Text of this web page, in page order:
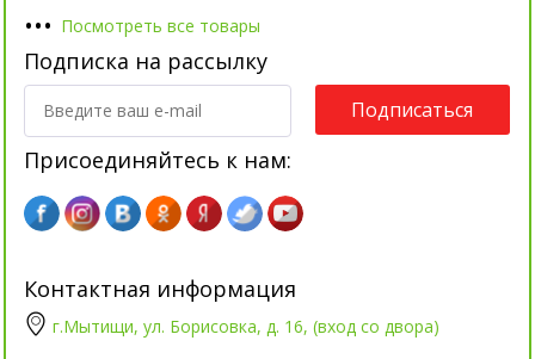
••• Посмотреть все товары
Подписка на рассылку
Подписаться
Присоединяйтесь к нам:
Контактная информация
г.Мытищи, ул. Борисовка, д. 16, (вход со двора)